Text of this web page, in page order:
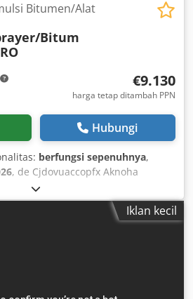
Bitumen/Alat
Bitum
€9.130
harga tetap ditambah PPN
Hubungi
berfungsi sepenuhnya,
, de Cjdovuaccopfx Aknoha
Iklan kecil